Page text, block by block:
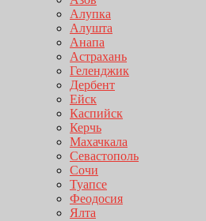
Алупка
Алушта
Анапа
Астрахань
Геленджик
Дербент
Ейск
Каспийск
Керчь
Махачкала
Севастополь
Сочи
Туапсе
Феодосия
Ялта